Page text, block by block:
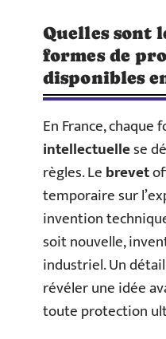
Quelles sont
formes de
disponibles
En France, chaque
intellectuellese
règles. Lebrevet
temporaire sur
invention
soit nouvelle,
industriel. Un
révéler une idée
toute protection